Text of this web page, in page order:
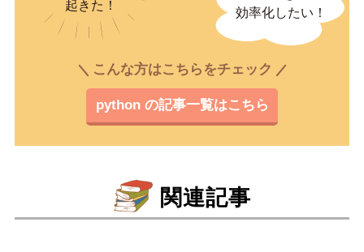
こんな方はこちらをチェック
python の記事一覧はこちら
関連記事